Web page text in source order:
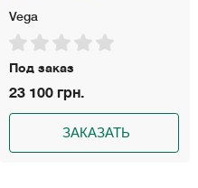
Vega
Под заказ
23 100 грн.
ЗАКАЗАТЬ